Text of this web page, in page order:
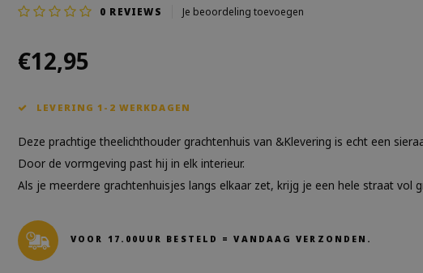
0 REVIEWS Je beoordeling toevoegen
€12,95
LEVERING 1-2 WERKDAGEN
Deze prachtige theelichthouder grachtenhuis van &Klevering is echt een
Door de vormgeving past hij in elk interieur.
Als je meerdere grachtenhuisjes langs elkaar zet, krijg je een hele straat vol
VOOR 17.00UUR BESTELD = VANDAAG VERZONDEN.